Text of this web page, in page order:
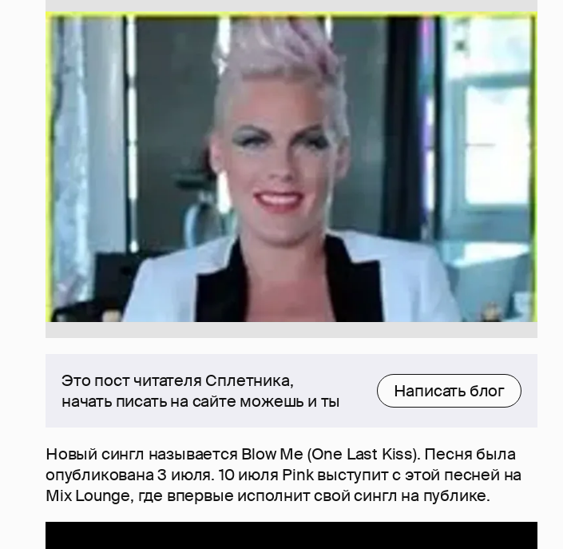
Это пост читателя Сплетника,
начать писать на сайте можешь и ты
Написать блог
Новый сингл называется Blow Me (One Last Kiss). Песня была
опубликована 3 июля. 10 июля Pink выступит с этой песней на
Mix Lounge, где впервые исполнит свой сингл на публике.